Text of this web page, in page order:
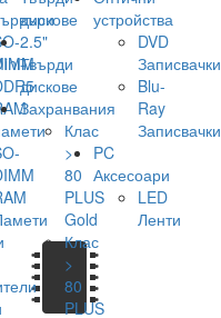
дискове
2.5"
Твърди
дискове
Захранвания
Клас
>
80
PLUS
Gold
Клас
>
80
PLUS
устройства
DVD
Записвачки
Blu-
Ray
Записвачки
PC
Аксесоари
LED
Ленти